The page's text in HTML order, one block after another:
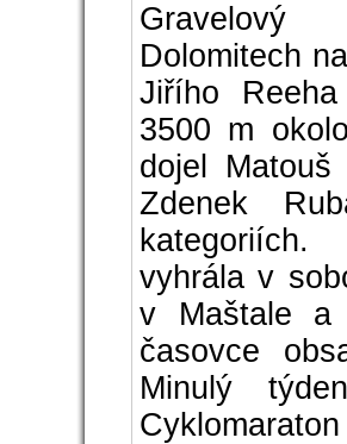
Dolomitech
Jiřího
3500 m
dojel
Zdenek
vyhrála v
v Maštale
časovce
Minulý